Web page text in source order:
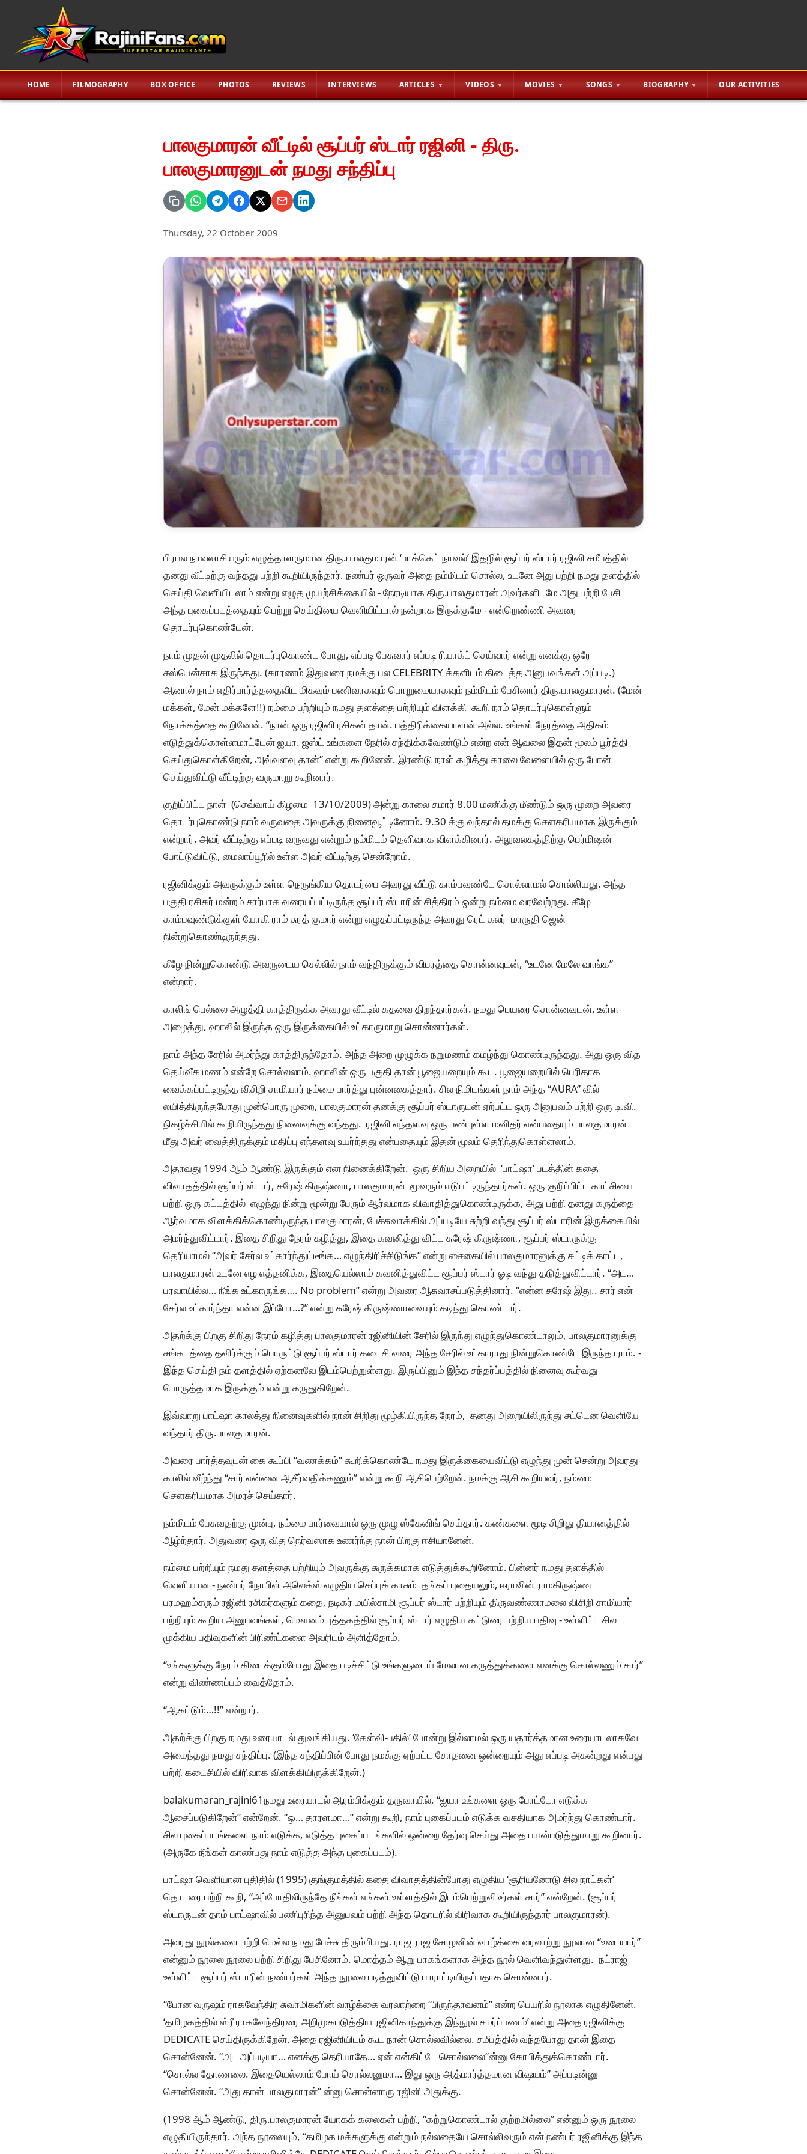
HOME FILMOGRAPHY BOX OFFICE PHOTOS REVIEWS INTERVIEWS ARTICLES VIDEOS MOVIES SONGS BIOGRAPHY OUR ACTIVITIES
பாலகுமாரன் வீட்டில் சூப்பர் ஸ்டார் ரஜினி - திரு.
பாலகுமாரனுடன் நமது சந்திப்பு
Thursday, 22 October 2009
பிரபல நாவலாசியரும் எழுத்தாளருமான திரு.பாலகுமாரன் ‘பாக்கெட் நாவல்’ இதழில் சூப்பர் ஸ்டார் ரஜினி சமீபத்தில்
தனது வீட்டிற்கு வந்தது பற்றி கூறியிருந்தார். நண்பர் ஒருவர் அதை நம்மிடம் சொல்ல, உடனே அது பற்றி நமது தளத்தில்
செய்தி வெளியிடலாம் என்று எழுத முயற்சிக்கையில் - நேரடியாக திரு.பாலகுமாரன் அவர்களிடமே அது பற்றி பேசி
அந்த புகைப்படத்தையும் பெற்று செய்தியை வெளியிட்டால் நன்றாக இருக்குமே - என்றெண்ணி அவரை
தொடர்புகொண்டேன்.
நாம் முதன் முதலில் தொடர்புகொண்ட போது, எப்படி பேசுவார் எப்படி ரியாக்ட் செய்வார் என்று எனக்கு ஒரே
சஸ்பென்சாக இருந்தது. (காரணம் இதுவரை நமக்கு பல CELEBRITY க்களிடம் கிடைத்த அனுபவங்கள் அப்படி.)
ஆனால் நாம் எதிர்பார்த்ததைவிட மிகவும் பணிவாகவும் பொறுமையாகவும் நம்மிடம் பேசினார் திரு.பாலகுமாரன். (மேன்
மக்கள், மேன் மக்களே!!) நம்மை பற்றியும் நமது தளத்தை பற்றியும் விளக்கி கூறி நாம் தொடர்புகொள்ளும்
நோக்கத்தை கூறினேன். “நான் ஒரு ரஜினி ரசிகன் தான். பத்திரிக்கையாளன் அல்ல. உங்கள் நேரத்தை அதிகம்
எடுத்துக்கொள்ளமாட்டேன் ஐயா. ஜஸ்ட் உங்களை நேரில் சந்திக்கவேண்டும் என்ற என் ஆவலை இதன் மூலம் பூர்த்தி
செய்துகொள்கிறேன், அவ்வளவு தான்” என்று கூறினேன். இரண்டு நாள் கழித்து காலை வேளையில் ஒரு போன்
செய்துவிட்டு வீட்டிற்கு வருமாறு கூறினார்.
குறிப்பிட்ட நாள் (செவ்வாய் கிழமை 13/10/2009) அன்று காலை சுமார் 8.00 மணிக்கு மீண்டும் ஒரு முறை அவரை
தொடர்புகொண்டு நாம் வருவதை அவருக்கு நினைவூட்டினோம். 9.30 க்கு வந்தால் தமக்கு சௌகரியமாக இருக்கும்
என்றார். அவர் வீட்டிற்கு எப்படி வருவது என்றும் நம்மிடம் தெளிவாக விளக்கினார். அலுவலகத்திற்கு பெர்மிஷன்
போட்டுவிட்டு, மைலாப்பூரில் உள்ள அவர் வீட்டிற்கு சென்றோம்.
ரஜினிக்கும் அவருக்கும் உள்ள நெருங்கிய தொடர்பை அவரது வீட்டு காம்பவுண்டே சொல்லாமல் சொல்லியது. அந்த
பகுதி ரசிகர் மன்றம் சார்பாக வரையப்பட்டிருந்த சூப்பர் ஸ்டாரின் சித்திரம் ஒன்று நம்மை வரவேற்றது. கீழே
காம்பவுண்டுக்குள் யோகி ராம் சுரத் குமார் என்று எழுதப்பட்டிருந்த அவரது ரெட் கலர் மாருதி ஜென்
நின்றுகொண்டிருந்தது.
கீழே நின்றுகொண்டு அவருடைய செல்லில் நாம் வந்திருக்கும் விபரத்தை சொன்னவுடன், “உடனே மேலே வாங்க”
என்றார்.
காலிங் பெல்லை அழுத்தி காத்திருக்க அவரது வீட்டில் கதவை திறந்தார்கள். நமது பெயரை சொன்னவுடன், உள்ள
அழைத்து, ஹாலில் இருந்த ஒரு இருக்கையில் உட்காருமாறு சொன்னார்கள்.
நாம் அந்த சேரில் அமர்ந்து காத்திருந்தோம். அந்த அறை முழுக்க நறுமணம் கமழ்ந்து கொண்டிருந்தது. அது ஒரு வித
தெய்வீக மணம் என்றே சொல்லலாம். ஹாலின் ஒரு பகுதி தான் பூஜையறையும் கூட. பூஜையறையில் பெரிதாக
வைக்கப்பட்டிருந்த விசிறி சாமியார் நம்மை பார்த்து புன்னகைத்தார். சில நிமிடங்கள் நாம் அந்த “AURA” வில்
லயித்திருந்தபோது முன்பொரு முறை, பாலகுமாரன் தனக்கு சூப்பர் ஸ்டாருடன் ஏற்பட்ட ஒரு அனுபவம் பற்றி ஒரு டி.வி.
நிகழ்ச்சியில் கூறியிருந்தது நினைவுக்கு வந்தது. ரஜினி எந்தளவு ஒரு பண்புள்ள மனிதர் என்பதையும் பாலகுமாரன்
மீது அவர் வைத்திருக்கும் மதிப்பு எந்தளவு உயர்ந்தது என்பதையும் இதன் மூலம் தெரிந்துகொள்ளலாம்.
அதாவது 1994 ஆம் ஆண்டு இருக்கும் என நினைக்கிறேன். ஒரு சிறிய அறையில் ‘பாட்ஷா’ படத்தின் கதை
விவாதத்தில் சூப்பர் ஸ்டார், சுரேஷ் கிருஷ்ணா, பாலகுமாரன் மூவரும் ஈடுபட்டிருந்தார்கள். ஒரு குறிப்பிட்ட காட்சியை
பற்றி ஒரு கட்டத்தில் எழுந்து நின்று மூன்று பேரும் ஆர்வமாக விவாதித்துகொண்டிருக்க, அது பற்றி தனது கருத்தை
ஆர்வமாக விளக்கிக்கொண்டிருந்த பாலகுமாரன், பேச்சுவாக்கில் அப்படியே சுற்றி வந்து சூப்பர் ஸ்டாரின் இருக்கையில்
அமர்ந்துவிட்டார். இதை சிறிது நேரம் கழித்து, இதை கவனித்து விட்ட சுரேஷ் கிருஷ்ணா, சூப்பர் ஸ்டாருக்கு
தெரியாமல் “அவர் சேர்ல உட்கார்ந்துட்டீங்க… எழுந்திரிச்சிடுங்க” என்று சைகையில் பாலகுமாரனுக்கு சுட்டிக் காட்ட,
பாலகுமாரன் உடனே எழ எத்தனிக்க, இதையெல்லாம் கவனித்துவிட்ட சூப்பர் ஸ்டார் ஓடி வந்து தடுத்துவிட்டார். “அட…
பரவாயில்ல… நீங்க உட்காருங்க…. No problem” என்று அவரை ஆசுவாசப்படுத்தினார். “என்ன சுரேஷ் இது.. சார் என்
சேர்ல உட்கார்ந்தா என்ன இப்போ…?” என்று சுரேஷ் கிருஷ்ணாவையும் கடிந்து கொண்டார்.
அதற்க்கு பிறகு சிறிது நேரம் கழித்து பாலகுமாரன் ரஜினியின் சேரில் இருந்து எழுந்துகொண்டாலும், பாலகுமாரனுக்கு
சங்கடத்தை தவிர்க்கும் பொருட்டு சூப்பர் ஸ்டார் கடைசி வரை அந்த சேரில் உட்காராது நின்றுகொண்டே இருந்தாராம். -
இந்த செய்தி நம் தளத்தில் ஏற்கனவே இடம்பெற்றுள்ளது. இருப்பினும் இந்த சந்தர்ப்பத்தில் நினைவு கூர்வது
பொருத்தமாக இருக்கும் என்று கருதுகிறேன்.
இவ்வாறு பாட்ஷா காலத்து நினைவுகளில் நான் சிறிது மூழ்கியிருந்த நேரம், தனது அறையிலிருந்து சட்டென வெளியே
வந்தார் திரு.பாலகுமாரன்.
அவரை பார்த்தவுடன் கை கூப்பி “வணக்கம்” கூறிக்கொண்டே நமது இருக்கையைவிட்டு எழுந்து முன் சென்று அவரது
காலில் வீழ்ந்து “சார் என்னை ஆசீர்வதிக்கணும்” என்று கூறி ஆசிபெற்றேன். நமக்கு ஆசி கூறியவர், நம்மை
சௌகரியமாக அமரச் செய்தார்.
நம்மிடம் பேசுவதற்கு முன்பு, நம்மை பார்வையால் ஒரு முழு ஸ்கேனிங் செய்தார். கண்களை மூடி சிறிது தியானத்தில்
ஆழ்ந்தார். அதுவரை ஒரு வித நெர்வஸாக உணர்ந்த நான் பிறகு ஈசியானேன்.
நம்மை பற்றியும் நமது தளத்தை பற்றியும் அவருக்கு சுருக்கமாக எடுத்துக்கூறினோம். பின்னர் நமது தளத்தில்
வெளியான - நண்பர் நோபிள் அலெக்ஸ் எழுதிய செப்புக் காசும் தங்கப் புதையலும், ஈராவின் ராமகிருஷ்ண
பரமஹம்சரும் ரஜினி ரசிகர்களும் கதை, நடிகர் மயில்சாமி சூப்பர் ஸ்டார் பற்றியும் திருவண்ணாமலை விசிறி சாமியார்
பற்றியும் கூறிய அனுபவங்கள், மௌனம் புத்தகத்தில் சூப்பர் ஸ்டார் எழுதிய கட்டுரை பற்றிய பதிவு - உள்ளிட்ட சில
முக்கிய பதிவுகளின் பிரிண்ட்களை அவரிடம் அளித்தோம்.
“உங்களுக்கு நேரம் கிடைக்கும்போது இதை படிச்சிட்டு உங்களுடைய் மேலான கருத்துக்களை எனக்கு சொல்லணும் சார்”
என்று விண்ணப்பம் வைத்தோம்.
“ஆகட்டும்…!!” என்றார்.
அதற்க்கு பிறகு நமது உரையாடல் துவங்கியது. ‘கேள்வி-பதில்’ போன்று இல்லாமல் ஒரு யதார்த்தமான உரையாடலாகவே
அமைந்தது நமது சந்திப்பு. (இந்த சந்திப்பின் போது நமக்கு ஏற்பட்ட சோதனை ஒன்றையும் அது எப்படி அகன்றது என்பது
பற்றி கடைசியில் விரிவாக விளக்கியிருக்கிறேன்.)
balakumaran_rajini61நமது உரையாடல் ஆரம்பிக்கும் தருவாயில், “ஐயா உங்களை ஒரு போட்டோ எடுக்க
ஆசைப்படுகிறேன்” என்றேன். “ஒ… தாரளமா…” என்று கூறி, நாம் புகைப்படம் எடுக்க வசதியாக அமர்ந்து கொண்டார்.
சில புகைப்படங்களை நாம் எடுக்க, எடுத்த புகைப்படங்களில் ஒன்றை தேர்வு செய்து அதை பயன்படுத்துமாறு கூறினார்.
(அருகே நீங்கள் காண்பது நாம் எடுத்த அந்த புகைப்படம்).
பாட்ஷா வெளியான புதிதில் (1995) குங்குமத்தில் கதை விவாதத்தின்போது எழுதிய ‘சூரியனோடு சில நாட்கள்’
தொடரை பற்றி கூறி, “அப்போதிலிருந்தே நீங்கள் எங்கள் உள்ளத்தில் இடம்பெற்றுவிடீர்கள் சார்” என்றேன். (சூப்பர்
ஸ்டாருடன் தாம் பாட்ஷாவில் பணிபுரிந்த அனுபவம் பற்றி அந்த தொடரில் விரிவாக கூறியிருந்தார் பாலகுமாரன்).
அவரது நூல்களை பற்றி மெல்ல நமது பேச்சு திரும்பியது. ராஜ ராஜ சோழனின் வாழ்க்கை வரலாற்று நூலான “உடையார்”
என்னும் நூலை நூலை பற்றி சிறிது பேசினோம். மொத்தம் ஆறு பாகங்களாக அந்த நூல் வெளிவந்துள்ளது. நட்ராஜ்
உள்ளிட்ட சூப்பர் ஸ்டாரின் நண்பர்கள் அந்த நூலை படித்துவிட்டு பாராட்டியிருப்பதாக சொன்னார்.
“போன வருஷம் ராகவேந்திர சுவாமிகளின் வாழ்க்கை வரலாற்றை “பிருந்தாவனம்” என்ற பெயரில் நூலாக எழுதினேன்.
‘தமிழகத்தில் ஸ்ரீ ராகவேந்திரரை அறிமுகபடுத்திய ரஜினிகாந்துக்கு இந்நூல் சமர்ப்பணம்’ என்று அதை ரஜினிக்கு
DEDICATE செய்திருக்கிறேன். அதை ரஜினியிடம் கூட நான் சொல்லவில்லை. சமீபத்தில் வந்தபோது தான் இதை
சொன்னேன். “அட அப்படியா… எனக்கு தெரியாதே… ஏன் என்கிட்டே சொல்லலை”ன்னு கோபித்துக்கொண்டார்.
“சொல்ல தோணலை. இதையெல்லாம் போய் சொல்லனுமா… இது ஒரு ஆத்மார்த்தமான விஷயம்” அப்படின்னு
சொன்னேன். “அது தான் பாலகுமாரன்” ன்னு சொன்னாரு ரஜினி அதுக்கு.
(1998 ஆம் ஆண்டு, திரு.பாலகுமாரன் யோகக் கலைகள் பற்றி, “கற்றுகொண்டால் குற்றமில்லை” என்னும் ஒரு நூலை
எழுதியிருந்தார். அந்த நூலையும், “தமிழக மக்களுக்கு என்றும் நல்லதையே சொல்லிவரும் என் நண்பர் ரஜினிக்கு இந்த